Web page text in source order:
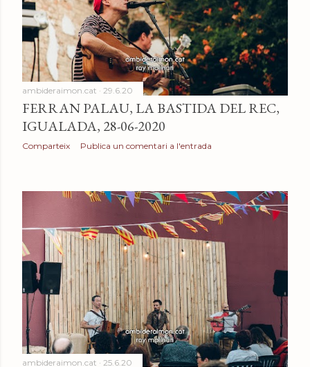
e
s
ambideraimon.cat 29.6.20
FERRAN PALAU, LA BASTIDA DEL REC,
IGUALADA, 28-06-2020
Comparteix Publica un comentari a l'entrada
ambideraimon.cat 25.6.20